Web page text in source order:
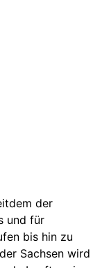
der
und für
bis hin zu
Sachsen wird